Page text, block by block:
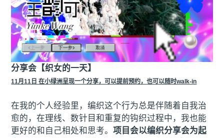
分享会【织女的一天】
11月11日 在小绿洲呈现一个分享，可以提前预约，也可以随时walk-in
在我的个人经验里，编织这个行为总是伴随着自我治
愈的，在理线、数针目和重复的钩织过程中，我也能
更好的和自己相处和思考。项目会以编织分享会为起